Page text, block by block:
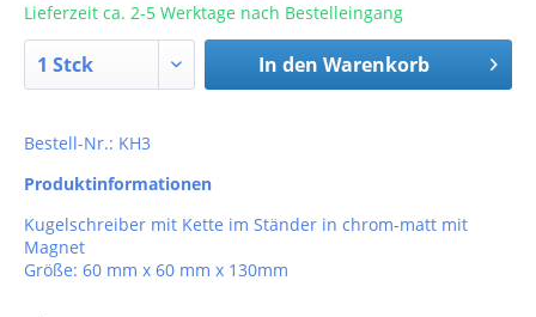
Lieferzeit ca. 2-5 Werktage nach Bestelleingang
In den Warenkorb
Bestell-Nr.: KH3
Produktinformationen
Kugelschreiber mit Kette im Ständer in chrom-matt mit
Magnet
Größe: 60 mm x 60 mm x 130mm